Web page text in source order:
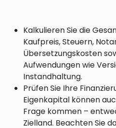
Kalkulieren Sie die
Kaufpreis, Steuern,
Übersetzungskosten
Aufwendungen wie
Instandhaltung.
Prüfen Sie Ihre
Eigenkapital können
Frage kommen –
Zielland. Beachten Sie